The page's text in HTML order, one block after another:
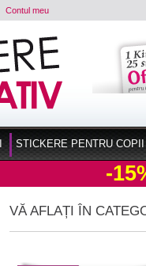
Contul meu
STICKERE PENTRU COPII
-
VĂ AFLAȚI ÎN